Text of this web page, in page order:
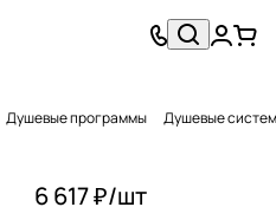
Душевые программы Душевые
6 617 ₽/шт